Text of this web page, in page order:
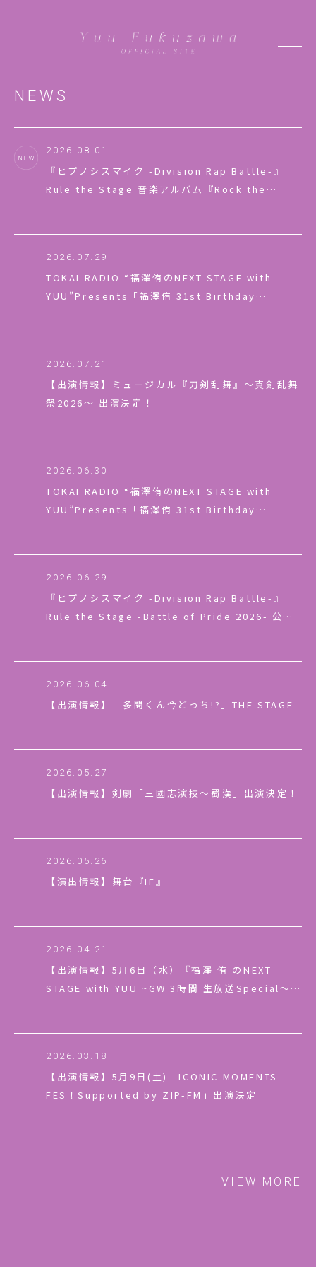
NEWS
2026.08.01
『ヒプノシスマイク -Division Rap Battle-』
Rule the Stage 音楽アルバム『Rock the
2026.07.29
TOKAI RADIO “福澤侑のNEXT STAGE with
YUU”Presents「福澤侑 31st Birthday
2026.07.21
【出演情報】ミュージカル『刀剣乱舞』～真剣乱舞
祭2026～ 出演決定！
2026.06.30
TOKAI RADIO “福澤侑のNEXT STAGE with
YUU”Presents「福澤侑 31st Birthday
2026.06.29
『ヒプノシスマイク -Division Rap Battle-』
Rule the Stage -Battle of Pride 2026- 公演
2026.06.04
【出演情報】「多聞くん今どっち!?」THE STAGE
2026.05.27
【出演情報】剣劇「三國志演技〜蜀漢」出演決定！
2026.05.26
【演出情報】舞台『IF』
2026.04.21
【出演情報】5月6日（水）『福澤 侑 のNEXT
STAGE with YUU ~GW 3時間 生放送Special〜』
2026.03.18
【出演情報】5月9日(土)「ICONIC MOMENTS
FES！Supported by ZIP-FM」出演決定
VIEW MORE